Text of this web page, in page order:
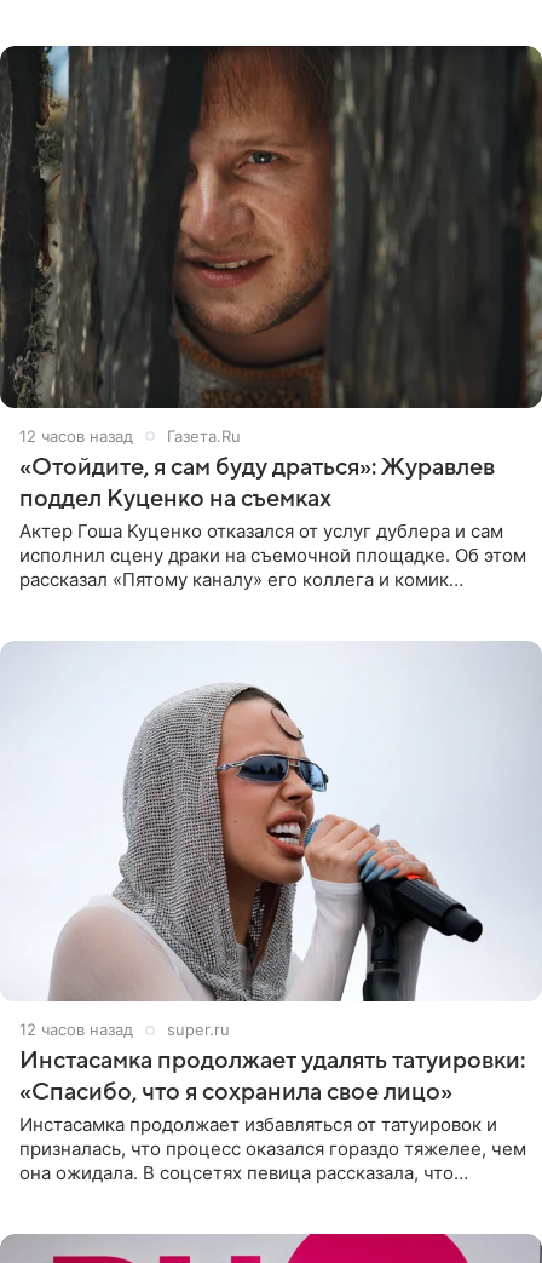
12 часов назад Газета.Ru
«Отойдите, я сам буду драться»: Журавлев
поддел Куценко на съемках
Актер Гоша Куценко отказался от услуг дублера и сам
исполнил сцену драки на съемочной площадке. Об этом
рассказал «Пятому каналу» его коллега и комик
12 часов назад super.ru
Инстасамка продолжает удалять татуировки:
«Спасибо, что я сохранила свое лицо»
Инстасамка продолжает избавляться от татуировок и
призналась, что процесс оказался гораздо тяжелее, чем
она ожидала. В соцсетях певица рассказала, что